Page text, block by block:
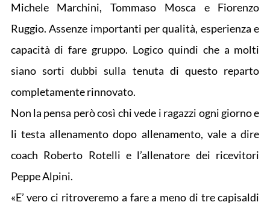
Michele Marchini, Tommaso Mosca e Fiorenzo
Ruggio. Assenze importanti per qualità, esperienza e
capacità di fare gruppo. Logico quindi che a molti
siano sorti dubbi sulla tenuta di questo reparto
completamente rinnovato.
Non la pensa però così chi vede i ragazzi ogni giorno e
li testa allenamento dopo allenamento, vale a dire
coach Roberto Rotelli e l’allenatore dei ricevitori
Peppe Alpini.
«E’ vero ci ritroveremo a fare a meno di tre capisaldi